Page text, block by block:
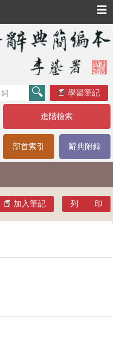
☰
學習筆記
進階檢索
部首索引 辭典附錄
加入筆記 列 印